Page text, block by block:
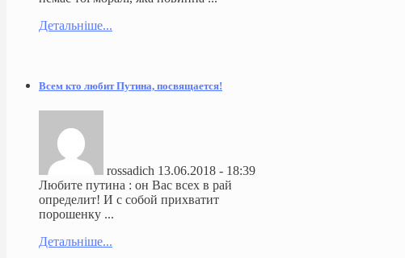
Детальніше...
Всем кто любит Путина, посвящается!
rossadich 13.06.2018 - 18:39
Любите путина : он Вас всех в рай
определит! И с собой прихватит
порошенку ...
Детальніше...